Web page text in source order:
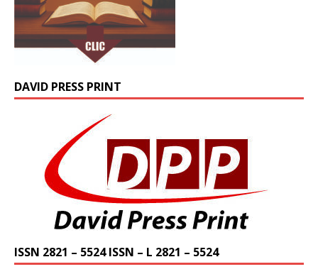
DAVID PRESS PRINT
ISSN 2821 – 5524 ISSN – L 2821 – 5524